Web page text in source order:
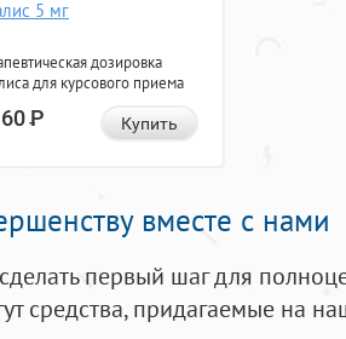
5 мг
дозировка
для курсового приема
60Р Купить
вместе с нами
первый шаг для
средства, придагаемые на